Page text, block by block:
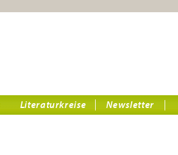
Literaturkreise
Newsletter